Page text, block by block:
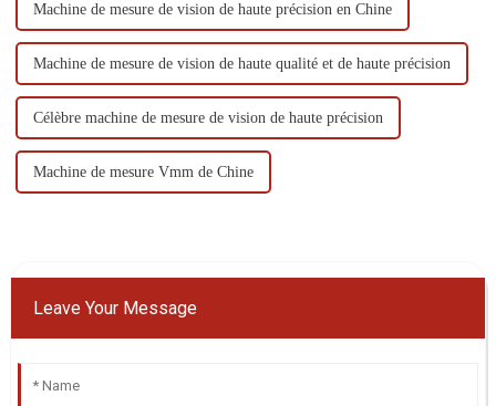
Machine de mesure de vision de haute précision en Chine
Machine de mesure de vision de haute qualité et de haute précision
Célèbre machine de mesure de vision de haute précision
Machine de mesure Vmm de Chine
Leave Your Message